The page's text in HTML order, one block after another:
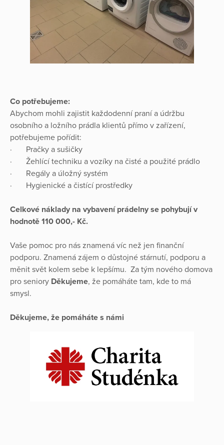
Co potřebujeme:
Abychom mohli zajistit každodenní praní a údržbu
osobního a ložního prádla klientů přímo v zařízení,
potřebujeme pořídit:
· Pračky a sušičky
· Žehlící techniku a vozíky na čisté a použité prádlo
· Regály a úložný systém
· Hygienické a čistící prostředky
Celkové náklady na vybavení prádelny se pohybují v
hodnotě 110 000,- Kč.
Vaše pomoc pro nás znamená víc než jen finanční
podporu. Znamená zájem o důstojné stárnutí, podporu a
měnit svět kolem sebe k lepšímu. Za tým nového domova
pro seniory Děkujeme, že pomáháte tam, kde to má
smysl.
Děkujeme, že pomáháte s námi